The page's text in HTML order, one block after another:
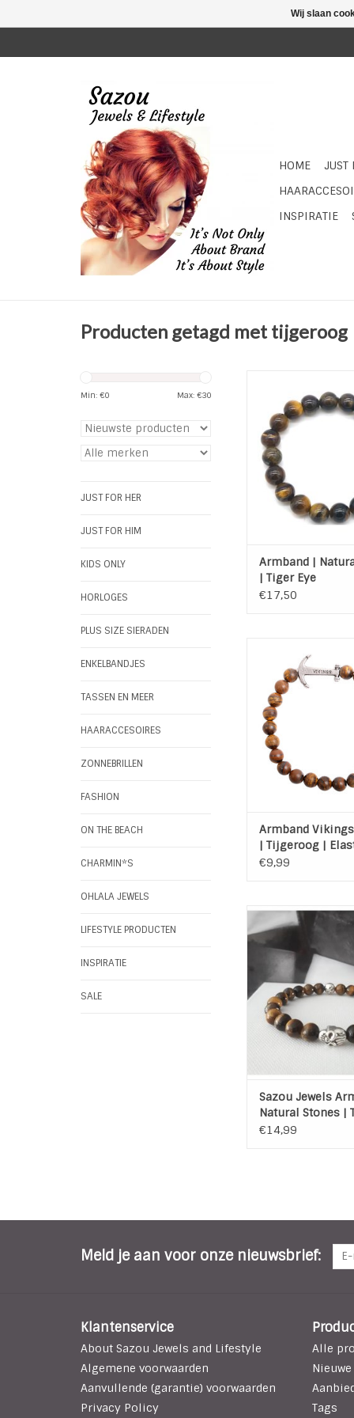
HOME JUST
INSPIRATIE
Producten getagd met tijgeroog
Min: €0 Max: €30
JUST FOR HER
JUST FOR HIM
KIDS ONLY
HORLOGES
PLUS SIZE SIERADEN
ENKELBANDJES
TASSEN EN MEER
HAARACCESOIRES
ZONNEBRILLEN
FASHION
ON THE BEACH
CHARMIN*S
OHLALA JEWELS
LIFESTYLE PRODUCTEN
INSPIRATIE
SALE
natural stones
Tijgeroog wordt
beschouwd
beschermende
negatieve energie
aandacht naar
het groter geheel
om je doelen te
TOEVOEGEN AAN
Armband |
| Tiger Eye
€17,50
Armband van
met een
Kraal grootte is
TOEVOEGEN AAN
Armband
| Tijgeroog |
€9,99
Armband Natural
Materiaal: Tijgeroog
skull en Ton
Maat: 1 maat -
Kenmerk:
TOEVOEGEN AAN
Sazou Jewels
Natural Stones |
Eye | Skull
€14,99
Meld je aan voor onze nieuwsbrief:
Klantenservice
About Sazou Jewels and Lifestyle
Algemene voorwaarden
Aanvullende (garantie) voorwaarden
Privacy Policy
Alle
Tags
Wij slaan